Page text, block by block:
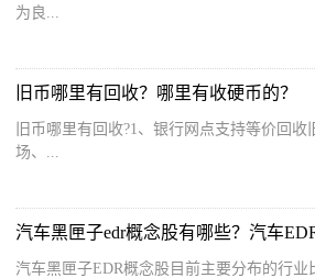
为良...
旧币哪里有回收？哪里有收硬币的？
旧币哪里有回收?1、银行网点支持等价回
场、...
汽车黑匣子edr概念股有哪些？汽车
汽车黑匣子EDR概念股目前主要分布的行